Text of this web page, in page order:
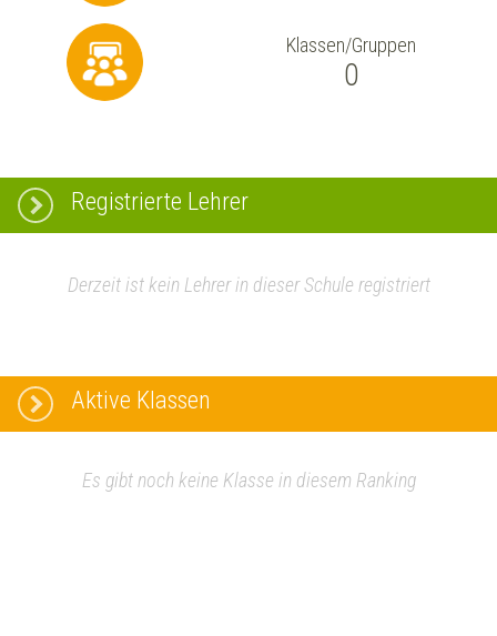
Klassen/Gruppen
0
Registrierte Lehrer
Derzeit ist kein Lehrer in dieser Schule registriert
Aktive Klassen
Es gibt noch keine Klasse in diesem Ranking